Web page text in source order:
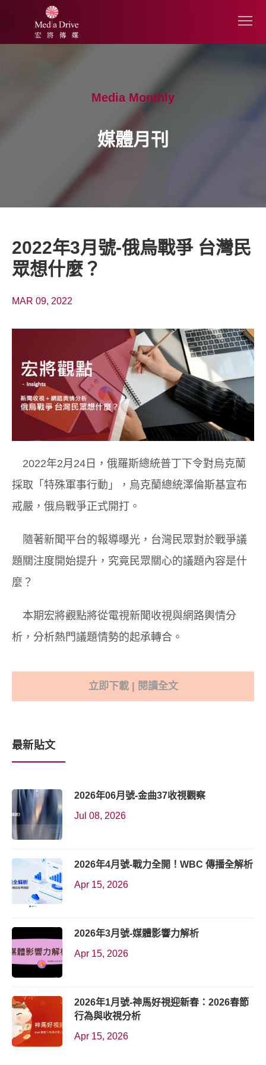
Media Monthly
媒體月刊
2022年3月號-俄烏戰爭 台灣民
眾想什麼？
MAR 09, 2022
2022年2月24日，俄羅斯總統普丁下令對烏克蘭
採取「特殊軍事行動」，烏克蘭總統澤倫斯基宣布
戒嚴，俄烏戰爭正式開打。
隨著新聞平台的報導曝光，台灣民眾對於戰爭議
題關注度開始提升，究竟民眾關心的議題內容是什
麼？
本期宏將觀點將從電視新聞收視與網路輿情分
析，分析熱門議題情勢的起承轉合。
立即下載 | 閱讀全文
最新貼文
2026年06月號-金曲37收視觀察
Jul 08, 2026
2026年4月號-戰力全開！WBC 傳播全解析
Apr 15, 2026
2026年3月號-媒體影響力解析
Apr 15, 2026
2026年1月號-神馬好視迎新春：2026春節
行為與收視分析
Apr 15, 2026